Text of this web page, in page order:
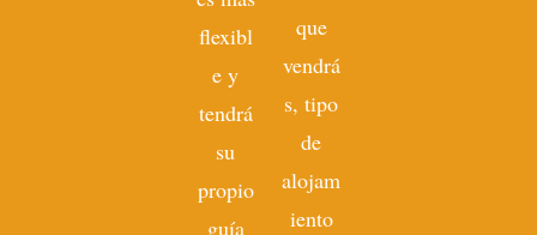
flexibl
e y
tendrá
su
propio
guía
que
vendrá
s, tipo
de
alojam
iento